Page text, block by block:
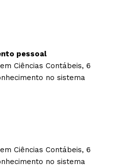
pessoal
Ciências Contábeis, 6
no sistema
Ciências Contábeis, 6
no sistema